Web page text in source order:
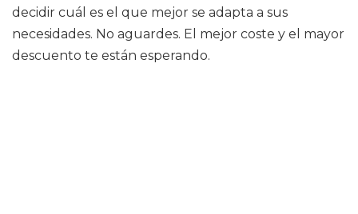
decidir cuál es el que mejor se adapta a sus
necesidades. No aguardes. El mejor coste y el mayor
descuento te están esperando.